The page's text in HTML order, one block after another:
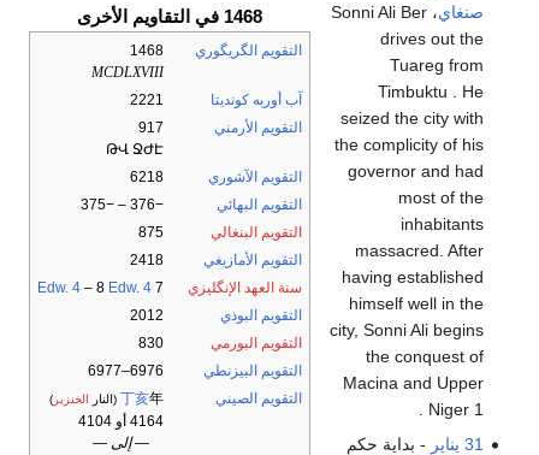
1468 في التقاويم الأخرى
التقويم الگريگوري
1468
MCDLXVIII
آب أوربه كونديتا
2221
التقويم الأرمني
917
ԹՎ ՋԺԷ
التقويم الآشوري
6218
التقويم البهائي
−376 – −375
التقويم البنغالي
875
التقويم الأمازيغي
2418
سنة العهد الإنگليزي
7
Edw. 4 – 8 Edw. 4
التقويم البوذي
2012
التقويم البورمي
830
التقويم البيزنطي
6976–6977
التقويم الصيني
丁亥年 (النار الخنزير )
4164 أو 4104
— إلى —
صنغاي
، Sonni Ali Ber
drives out the
Tuareg from
Timbuktu . He
seized the city with
the complicity of his
governor and had
most of the
inhabitants
massacred. After
having established
himself well in the
city, Sonni Ali begins
the conquest of
Macina and Upper
Niger 1 .
31 يناير
- بداية حكم